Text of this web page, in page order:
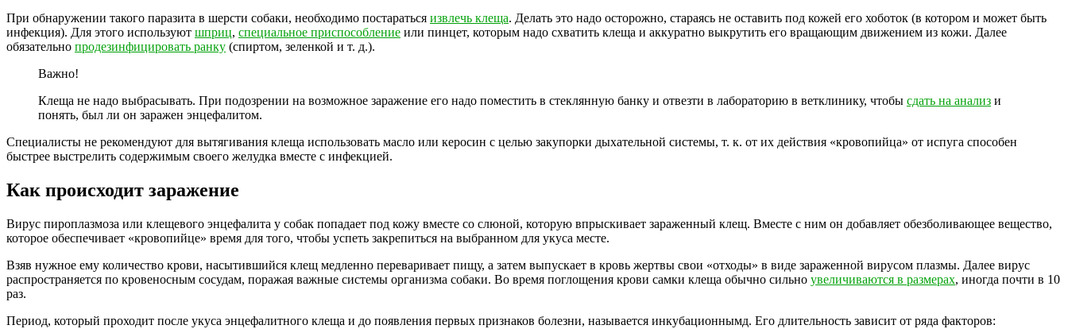
При обнаружении такого паразита в шерсти собаки, необходимо постараться извлечь клеща. Делать это надо осторожно, стараясь не оставить под кожей его хоботок (в котором и может быть
инфекция). Для этого используют шприц, специальное приспособление или пинцет, которым надо схватить клеща и аккуратно выкрутить его вращающим движением из кожи. Далее
обязательно продезинфицировать ранку (спиртом, зеленкой и т. д.).
Важно!
Клеща не надо выбрасывать. При подозрении на возможное заражение его надо поместить в стеклянную банку и отвезти в лабораторию в ветклинику, чтобы сдать на анализ и
понять, был ли он заражен энцефалитом.
Специалисты не рекомендуют для вытягивания клеща использовать масло или керосин с целью закупорки дыхательной системы, т. к. от их действия «кровопийца» от испуга способен
быстрее выстрелить содержимым своего желудка вместе с инфекцией.
Как происходит заражение
Вирус пироплазмоза или клещевого энцефалита у собак попадает под кожу вместе со слюной, которую впрыскивает зараженный клещ. Вместе с ним он добавляет обезболивающее вещество,
которое обеспечивает «кровопийце» время для того, чтобы успеть закрепиться на выбранном для укуса месте.
Взяв нужное ему количество крови, насытившийся клещ медленно переваривает пищу, а затем выпускает в кровь жертвы свои «отходы» в виде зараженной вирусом плазмы. Далее вирус
распространяется по кровеносным сосудам, поражая важные системы организма собаки. Во время поглощения крови самки клеща обычно сильно увеличиваются в размерах, иногда почти в 10
раз.
Период, который проходит после укуса энцефалитного клеща и до появления первых признаков болезни, называется инкубационнымд. Его длительность зависит от ряда факторов: